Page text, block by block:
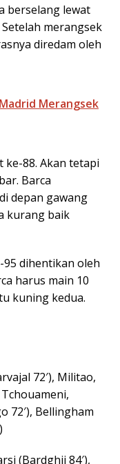
berselang lewat
merangsek
diredam oleh
Merangsek
ke-88. Akan tetapi
Barca
depan gawang
kurang baik
95 dihentikan oleh
harus main 10
kuning kedua.
72′), Militao,
72′), Bellingham
(Bardghji 84′),